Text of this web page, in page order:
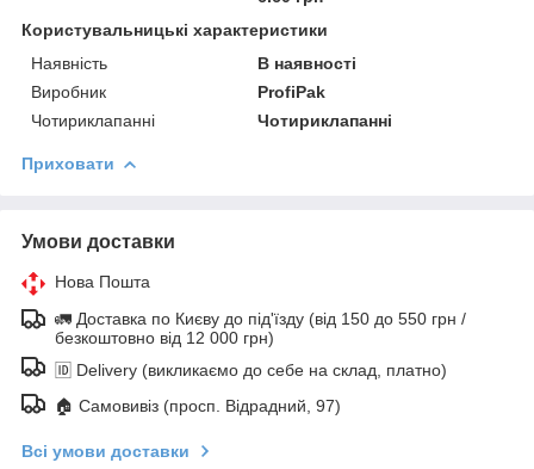
Користувальницькі характеристики
Наявність
В наявності
Виробник
ProfiPak
Чотириклапанні
Чотириклапанні
Приховати
Умови доставки
Нова Пошта
🚛 Доставка по Києву до під'їзду (від 150 до 550 грн /
безкоштовно від 12 000 грн)
🆔 Delivery (викликаємо до себе на склад, платно)
🏠 Самовивіз (просп. Відрадний, 97)
Всі умови доставки